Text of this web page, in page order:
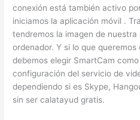
conexión está también activo
iniciamos la aplicación móvil .
tendremos la imagen de
ordenador. Y si lo que
debemos elegir SmartCam
configuración del servicio de
dependiendo si es Skype,
sin ser calatayud gratis.